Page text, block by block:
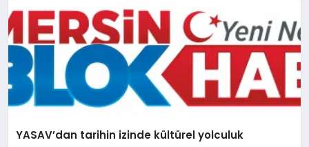
YASAV’dan tarihin izinde kültürel yolculuk